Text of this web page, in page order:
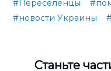
#Переселенцы
#новости Украины
Cтаньте